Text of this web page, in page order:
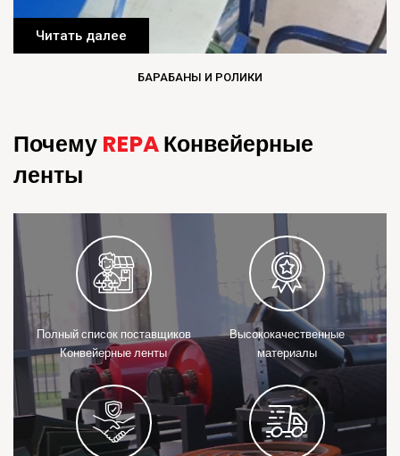
Читать далее
БАРАБАНЫ И РОЛИКИ
Почему REPAКонвейерные
ленты
Полный список поставщиков
Конвейерные ленты
Высококачественные
материалы